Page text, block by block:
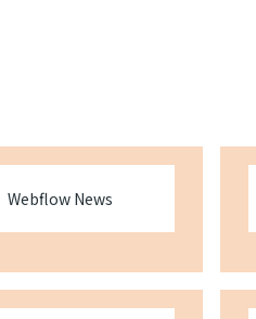
Webflow News